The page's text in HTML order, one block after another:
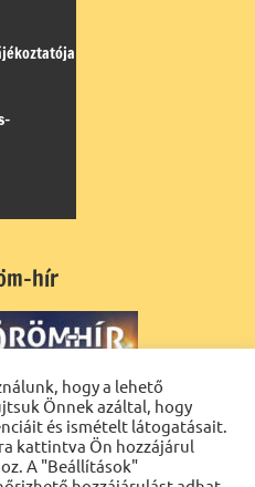
hír
hogy a lehető
Önnek azáltal, hogy
és ismételt látogatásait.
kattintva Ön hozzájárul
A "Beállítások"